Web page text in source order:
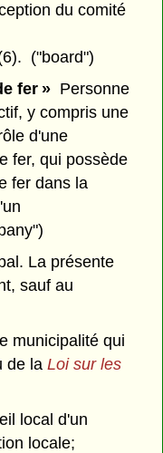
du comité
("board")
fer »Personne
y compris une
d'une
fer, qui possède
fer dans la
La présente
sauf au
municipalité qui
de la Loi sur les
local d'un
locale;